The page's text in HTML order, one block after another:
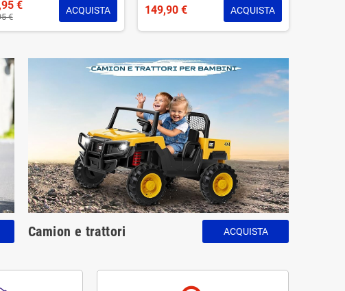
€
€
ACQUISTA 149,90 € ACQUISTA
Camion e trattori ACQUISTA